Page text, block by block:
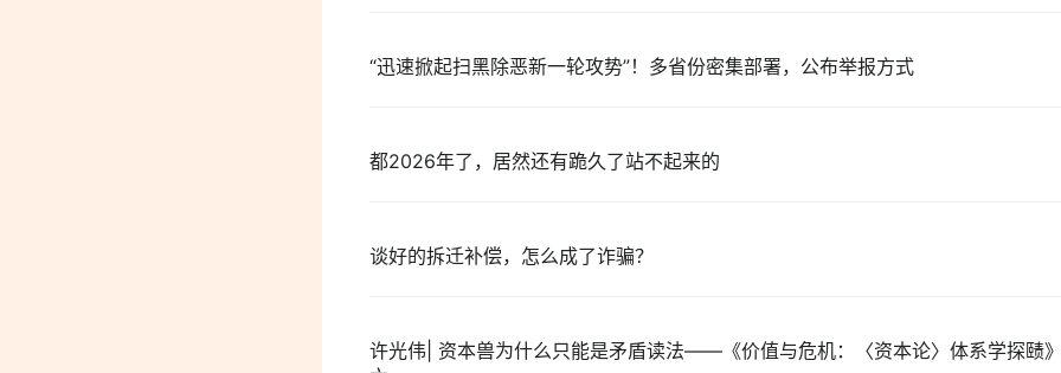
“迅速掀起扫黑除恶新一轮攻势”！多省份密集部署，公布举报方式
都2026年了，居然还有跪久了站不起来的
谈好的拆迁补偿，怎么成了诈骗？
许光伟| 资本兽为什么只能是矛盾读法——《价值与危机：〈资本论〉体系学探赜